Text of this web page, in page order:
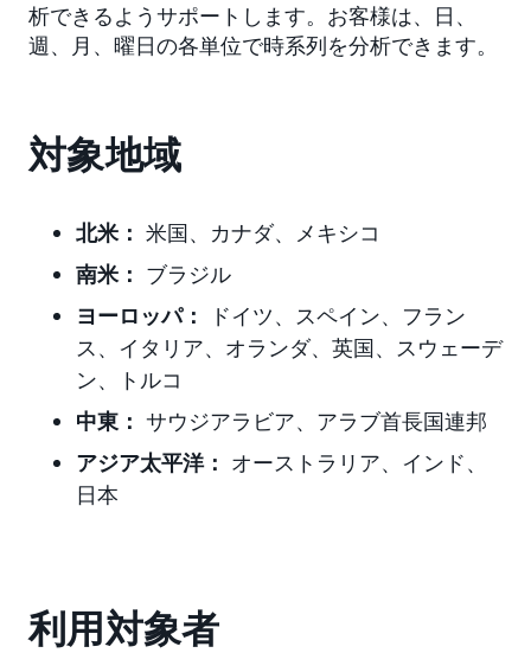
析できるようサポートします。お客様は、日、
週、月、曜日の各単位で時系列を分析できます。
対象地域
北米： 米国、カナダ、メキシコ
南米： ブラジル
ヨーロッパ：
ドイツ、スペイン、フラン
ス、イタリア、オランダ、英国、スウェーデ
ン、
トルコ
中東： サウジアラビア、アラブ首長国連邦
アジア太平洋： オーストラリア、インド、
日本
利用対象者